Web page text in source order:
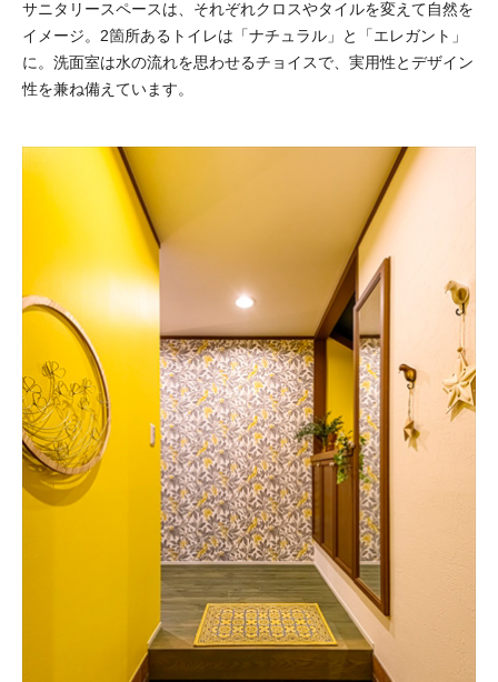
サニタリースペースは、それぞれクロスやタイルを変えて自然を
イメージ。2箇所あるトイレは「ナチュラル」と「エレガント」
に。洗面室は水の流れを思わせるチョイスで、実用性とデザイン
性を兼ね備えています。